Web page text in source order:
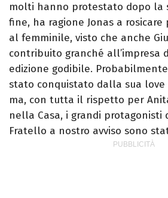
molti hanno protestato dopo la
fine, ha ragione Jonas a
al femminile, visto che anche
contribuito granché all’impresa
edizione godibile.
stato conquistato dalla sua love
ma, con tutta il rispetto per
nella Casa, i grandi protagonisti
Fratello a nostro avviso sono